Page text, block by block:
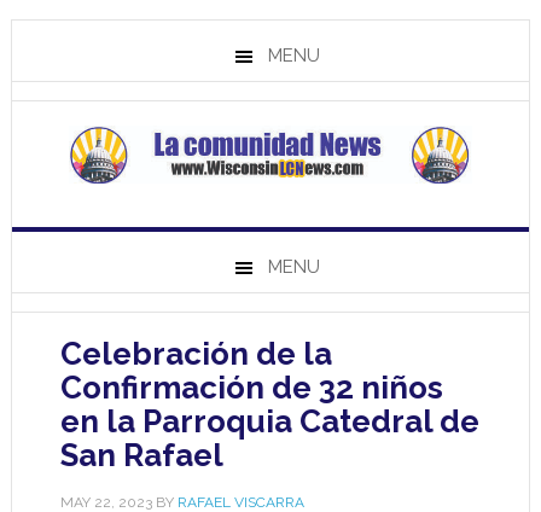
MENU
MENU
Celebración de la
Confirmación de 32 niños
en la Parroquia Catedral de
San Rafael
MAY 22, 2023BY RAFAEL VISCARRA